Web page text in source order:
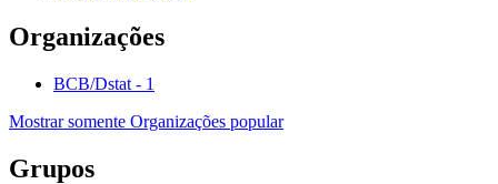
Organizações
BCB/Dstat - 1
Mostrar somente Organizações popular
Grupos